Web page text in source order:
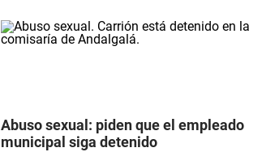
Abuso sexual: piden que el empleado
municipal siga detenido